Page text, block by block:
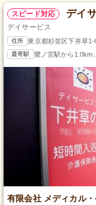
スピード対応 デイ
デイサービス
住所 東京都杉並区下井草1-
最寄駅 鷺ノ宮駅から1.0km
有限会社 メディカル